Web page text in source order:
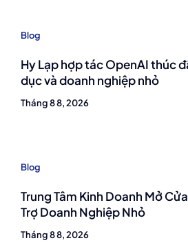
Blog
Hy Lạp hợp tác OpenAI thúc
dục và doanh nghiệp nhỏ
Tháng 8 8, 2026
Blog
Trung Tâm Kinh Doanh Mở
Trợ Doanh Nghiệp Nhỏ
Tháng 8 8, 2026